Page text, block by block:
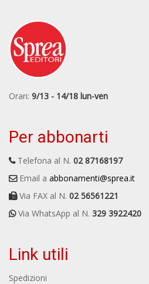
Orari: 9/13 - 14/18 lun-ven
Per abbonarti
Telefona al N. 02 87168197
Email a abbonamenti@sprea.it
Via FAX al N. 02 56561221
Via WhatsApp al N. 329 3922420
Link utili
Spedizioni